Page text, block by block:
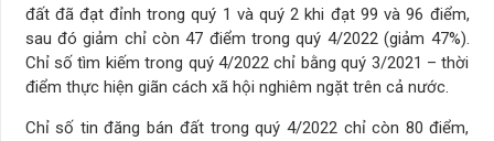
đất đã đạt đỉnh trong quý 1 và quý 2 khi đạt 99 và 96 điểm,
sau đó giảm chỉ còn 47 điểm trong quý 4/2022 (giảm 47%).
Chỉ số tìm kiếm trong quý 4/2022 chỉ bằng quý 3/2021 – thời
điểm thực hiện giãn cách xã hội nghiêm ngặt trên cả nước.
Chỉ số tin đăng bán đất trong quý 4/2022 chỉ còn 80 điểm,